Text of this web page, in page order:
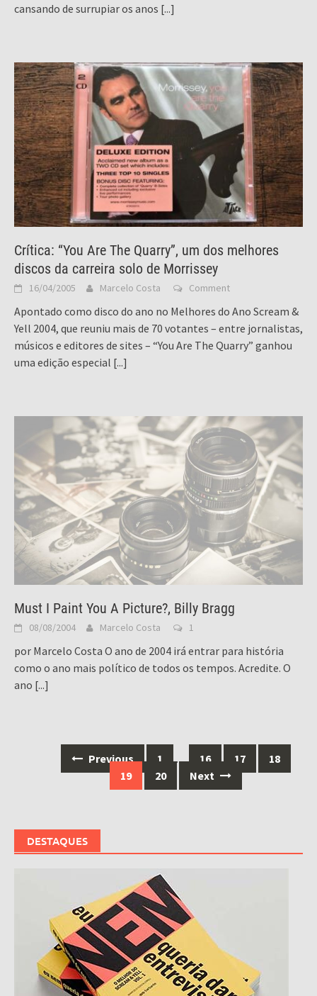
cansando de surrupiar os anos [...]
Crítica: “You Are The Quarry”, um dos melhores
discos da carreira solo de Morrissey
16/04/2005 Marcelo Costa Comment
Apontado como disco do ano no Melhores do Ano Scream &
Yell 2004, que reuniu mais de 70 votantes – entre jornalistas,
músicos e editores de sites – “You Are The Quarry” ganhou
uma edição especial [...]
Must I Paint You A Picture?, Billy Bragg
08/08/2004 Marcelo Costa 1
por Marcelo Costa O ano de 2004 irá entrar para história
como o ano mais político de todos os tempos. Acredite. O
ano [...]
navigation
Previous 1 … 16 17
18
19
20 Next
DESTAQUES